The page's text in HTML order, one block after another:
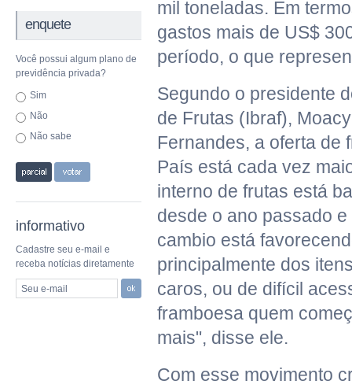
enquete
Você possui algum plano de
previdência privada?
Sim
Não
Não sabe
informativo
Cadastre seu e-mail e
receba notícias diretamente
Seu e-mail
mil toneladas. Em
gastos mais de US$
período, o que
Segundo o presidente
de Frutas (Ibraf),
Fernandes, a oferta de
País está cada vez
interno de frutas está
desde o ano passado
cambio está
principalmente dos
caros, ou de difícil
framboesa quem
mais", disse ele.
Com esse movimento